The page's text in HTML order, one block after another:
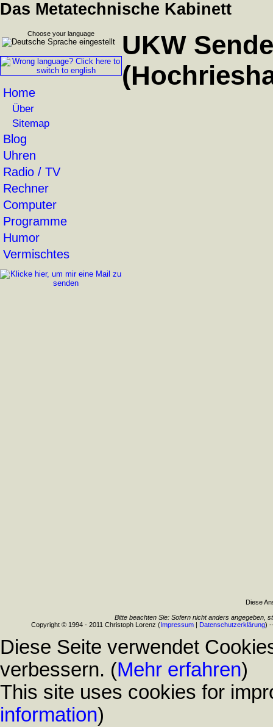
Das Metatechnische Kabinett
Choose your language
Home
Über
Sitemap
Blog
Uhren
Radio / TV
Rechner
Computer
Programme
Humor
Vermischtes
UKW
Diese
Bitte beachten Sie: Sofern nicht anders angegeben,
Copyright © 1994 - 2011 Christoph Lorenz (Impressum | Datenschutzerklärung)
Diese Seite verwendet
verbessern. (Mehr erfahren)
This site uses cookies for
information)